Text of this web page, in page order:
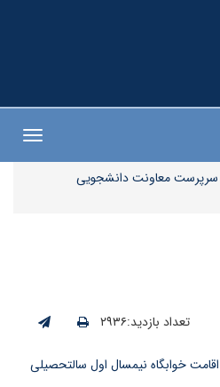
سرپرست معاونت دانشجویی
تعداد بازدید:۲۹۳۶
اقامت خوابگاه نیمسال اول سالتحصیلی